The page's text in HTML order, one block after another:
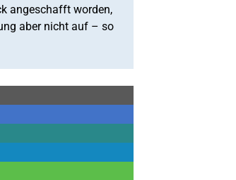
angeschafft worden,
aber nicht auf – so